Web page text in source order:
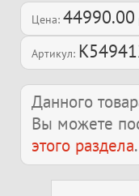
Цена: 44990.00
Артикул:
Данного
Вы можете
этого раздела.